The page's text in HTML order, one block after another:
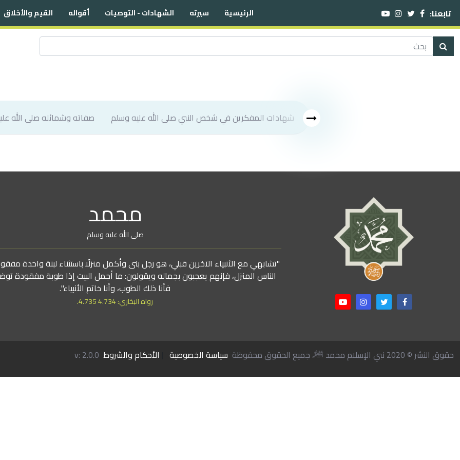
تابعنا: الرئيسية سيرته الشهادات - التوصيات أقواله القيم والأخلاق
شهادات المفكرين في شخص النبي صلى الله عليه وسلم صفاته وشمائله صلى الله
محمد
صلى الله عليه وسلم
"تشابهي مع الأنبياء الآخرين قبلي، هو رجل بنى وأكمل منزلًا باستثناء لبنة واحدة
الناس المنزل، فإنهم يعجبون بجماله ويقولون: ما أجمل البيت إذا طوبة مفقودة
فأنا ذلك الطوب، وأنا خاتم الأنبياء".
رواه البخاري: 4.734 4.735.
حقوق النشر © 2020 نبي الإسلام محمد ﷺ، جميع الحقوق محفوظة سياسة الخصوصية الأحكام والشروط v: 2.0.0